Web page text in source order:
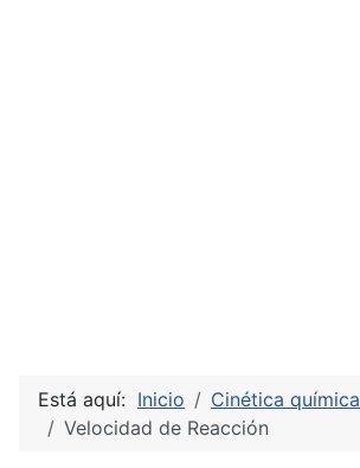
Está aquí: Inicio
Cinética química
Velocidad de Reacción